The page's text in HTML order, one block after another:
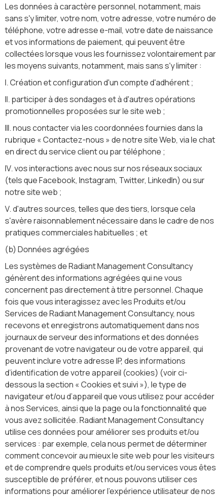
Les données à caractère personnel, notamment, mais
sans s'y limiter, votre nom, votre adresse, votre numéro de
téléphone, votre adresse e-mail, votre date de naissance
et vos informations de paiement, qui peuvent être
collectées lorsque vous les fournissez volontairement par
les moyens suivants, notamment, mais sans s'y limiter :
I. Création et configuration d'un compte d'adhérent ;
II. participer à des sondages et à d'autres opérations
promotionnelles proposées sur le site web ;
III. nous contacter via les coordonnées fournies dans la
rubrique « Contactez-nous » de notre site Web, via le chat
en direct du service client ou par téléphone ;
IV. vos interactions avec nous sur nos réseaux sociaux
(tels que Facebook, Instagram, Twitter, LinkedIn) ou sur
notre site web ;
V. d'autres sources, telles que des tiers, lorsque cela
s'avère raisonnablement nécessaire dans le cadre de nos
pratiques commerciales habituelles ; et
(b) Données agrégées
Les systèmes de Radiant Management Consultancy
génèrent des informations agrégées qui ne vous
concernent pas directement à titre personnel. Chaque
fois que vous interagissez avec les Produits et/ou
Services de Radiant Management Consultancy, nous
recevons et enregistrons automatiquement dans nos
journaux de serveur des informations et des données
provenant de votre navigateur ou de votre appareil, qui
peuvent inclure votre adresse IP, des informations
d’identification de votre appareil (cookies) (voir ci-
dessous la section « Cookies et suivi »), le type de
navigateur et/ou d’appareil que vous utilisez pour accéder
à nos Services, ainsi que la page ou la fonctionnalité que
vous avez sollicitée. Radiant Management Consultancy
utilise ces données pour améliorer ses produits et/ou
services : par exemple, cela nous permet de déterminer
comment concevoir au mieux le site web pour les visiteurs
et de comprendre quels produits et/ou services vous êtes
susceptible de préférer, et nous pouvons utiliser ces
informations pour améliorer l’expérience utilisateur de nos